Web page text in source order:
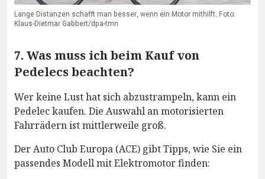
Lange Distanzen schafft man besser, wenn ein Motor mithilft. Foto:
Klaus-Dietmar Gabbert/dpa-tmn
7. Was muss ich beim Kauf von
Pedelecs beachten?
Wer keine Lust hat sich abzustrampeln, kann ein
Pedelec kaufen. Die Auswahl an motorisierten
Fahrrädern ist mittlerweile groß.
Der Auto Club Europa (ACE) gibt Tipps, wie Sie ein
passendes Modell mit Elektromotor finden: